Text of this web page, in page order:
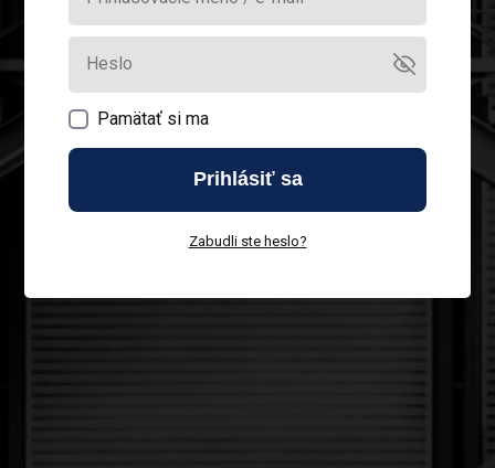
Pamätať si ma
Prihlásiť sa
Zabudli ste heslo?